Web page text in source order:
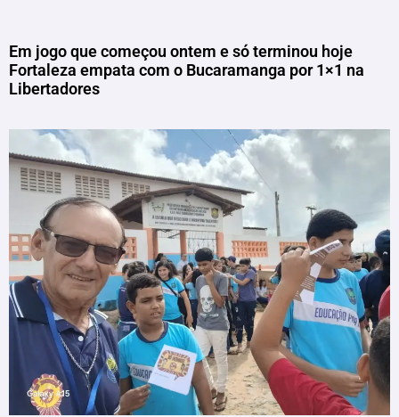
Em jogo que começou ontem e só terminou hoje
Fortaleza empata com o Bucaramanga por 1×1 na
Libertadores